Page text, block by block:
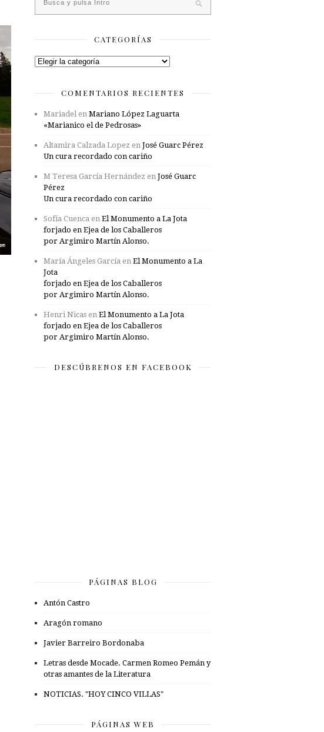
CATEGORÍAS
Categorías
COMENTARIOS RECIENTES
Mariadelen Mariano López Laguarta
«Marianico el de Pedrosas»
Altamira Calzada Lopez en José Guarc Pérez
Un cura recordado con cariño
M Teresa García Hernández en José Guarc
Pérez
Un cura recordado con cariño
Sofía Cuenca en El Monumento a La Jota
forjado en Ejea de los Caballeros
por Argimiro Martín Alonso.
María Ángeles García en El Monumento a La
Jota
forjado en Ejea de los Caballeros
por Argimiro Martín Alonso.
Henri Nicas en El Monumento a La Jota
forjado en Ejea de los Caballeros
por Argimiro Martín Alonso.
DESCÚBRENOS EN FACEBOOK
PÁGINAS BLOG
Antón Castro
Aragón romano
Javier Barreiro Bordonaba
Letras desde Mocade. Carmen Romeo Pemán y
otras amantes de la Literatura
NOTICIAS. "HOY CINCO VILLAS"
PÁGINAS WEB